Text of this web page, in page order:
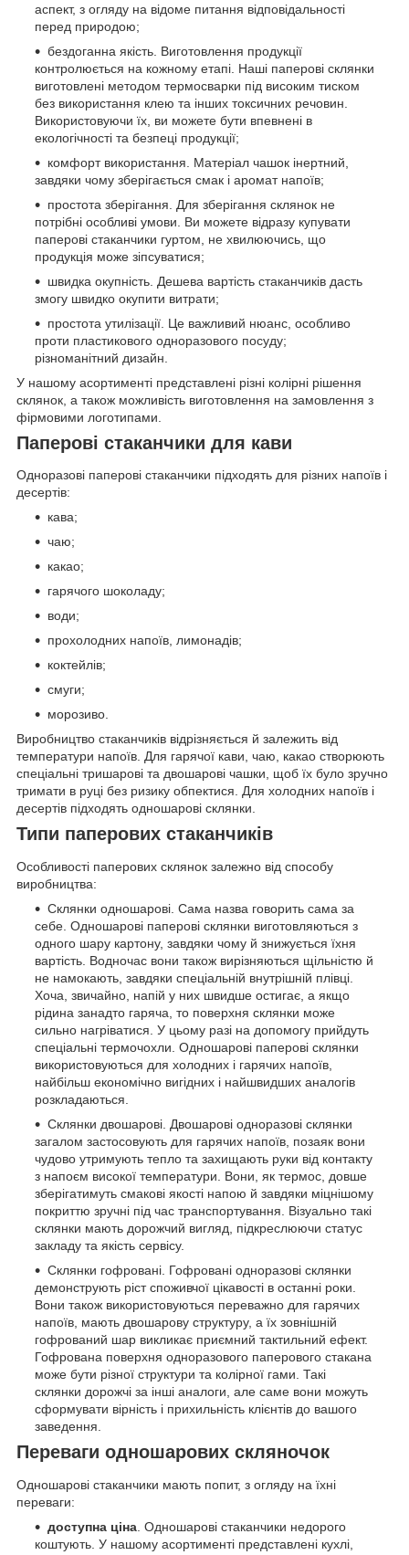
аспект, з огляду на відоме питання відповідальності
перед природою;
бездоганна якість. Виготовлення продукції
контролюється на кожному етапі. Наші паперові склянки
виготовлені методом термосварки під високим тиском
без використання клею та інших токсичних речовин.
Використовуючи їх, ви можете бути впевнені в
екологічності та безпеці продукції;
комфорт використання. Матеріал чашок інертний,
завдяки чому зберігається смак і аромат напоїв;
простота зберігання. Для зберігання склянок не
потрібні особливі умови. Ви можете відразу купувати
паперові стаканчики гуртом, не хвилюючись, що
продукція може зіпсуватися;
швидка окупність. Дешева вартість стаканчиків дасть
змогу швидко окупити витрати;
простота утилізації. Це важливий нюанс, особливо
проти пластикового одноразового посуду;
різноманітний дизайн.
У нашому асортименті представлені різні колірні рішення
склянок, а також можливість виготовлення на замовлення з
фірмовими логотипами.
Паперові стаканчики для кави
Одноразові паперові стаканчики підходять для різних напоїв і
десертів:
кава;
чаю;
какао;
гарячого шоколаду;
води;
прохолодних напоїв, лимонадів;
коктейлів;
смуги;
морозиво.
Виробництво стаканчиків відрізняється й залежить від
температури напоїв. Для гарячої кави, чаю, какао створюють
спеціальні тришарові та двошарові чашки, щоб їх було зручно
тримати в руці без ризику обпектися. Для холодних напоїв і
десертів підходять одношарові склянки.
Типи паперових стаканчиків
Особливості паперових склянок залежно від способу
виробництва:
Склянки одношарові. Сама назва говорить сама за
себе. Одношарові паперові склянки виготовляються з
одного шару картону, завдяки чому й знижується їхня
вартість. Водночас вони також вирізняються щільністю й
не намокають, завдяки спеціальній внутрішній плівці.
Хоча, звичайно, напій у них швидше остигає, а якщо
рідина занадто гаряча, то поверхня склянки може
сильно нагріватися. У цьому разі на допомогу прийдуть
спеціальні термочохли. Одношарові паперові склянки
використовуються для холодних і гарячих напоїв,
найбільш економічно вигідних і найшвидших аналогів
розкладаються.
Склянки двошарові. Двошарові одноразові склянки
загалом застосовують для гарячих напоїв, позаяк вони
чудово утримують тепло та захищають руки від контакту
з напоєм високої температури. Вони, як термос, довше
зберігатимуть смакові якості напою й завдяки міцнішому
покриттю зручні під час транспортування. Візуально такі
склянки мають дорожчий вигляд, підкреслюючи статус
закладу та якість сервісу.
Склянки гофровані. Гофровані одноразові склянки
демонструють ріст споживчої цікавості в останні роки.
Вони також використовуються переважно для гарячих
напоїв, мають двошарову структуру, а їх зовнішній
гофрований шар викликає приємний тактильний ефект.
Гофрована поверхня одноразового паперового стакана
може бути різної структури та колірної гами. Такі
склянки дорожчі за інші аналоги, але саме вони можуть
сформувати вірність і прихильність клієнтів до вашого
заведення.
Переваги одношарових скляночок
Одношарові стаканчики мають попит, з огляду на їхні
переваги:
доступна ціна . Одношарові стаканчики недорого
коштують. У нашому асортименті представлені кухлі,